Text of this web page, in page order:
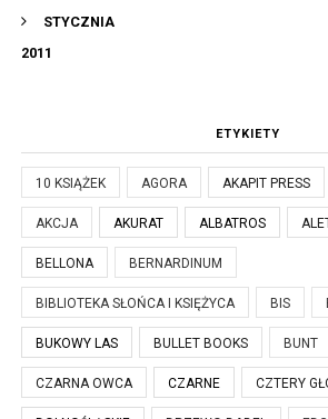
STYCZNIA
2011
ETYKIETY
10 KSIĄŻEK AGORA AKAPIT PRESS
AKCJA AKURAT ALBATROS
BELLONA BERNARDINUM
BIBLIOTEKA SŁOŃCA I KSIĘŻYCA BIS
BUKOWY LAS BULLET BOOKS BUNT
CZARNA OWCA CZARNE CZTERY